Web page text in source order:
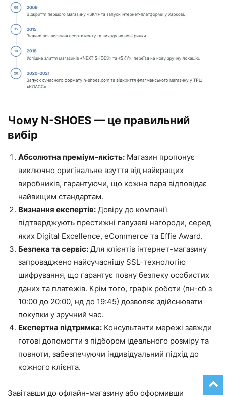
Чому N-SHOES — це правильний
вибір
Абсолютна преміум-якість: Магазин пропонує
виключно оригінальне взуття від найкращих
виробників, гарантуючи, що кожна пара відповідає
найвищим стандартам.
Визнання експертів: Довіру до компанії
підтверджують престижні галузеві нагороди, серед
яких Digital Excellence, eCommerce та Effie Award.
Безпека та сервіс: Для клієнтів інтернет-магазину
запроваджено найсучаснішу SSL-технологію
шифрування, що гарантує повну безпеку особистих
даних та платежів. Крім того, графік роботи (пн-сб з
10:00 до 20:00, нд до 19:45) дозволяє здійснювати
покупки у зручний час.
Експертна підтримка: Консультанти мережі завжди
готові допомогти з підбором ідеального розміру та
повноти, забезпечуючи індивідуальний підхід до
кожного клієнта.
Завітавши до офлайн-магазину або оформивши